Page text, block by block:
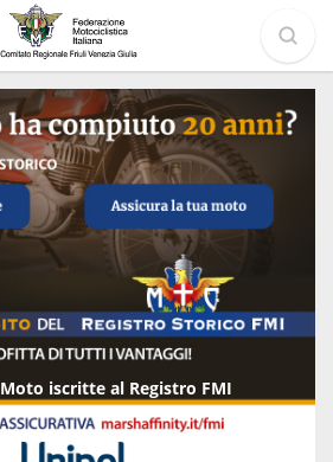
Moto iscritte al Registro FMI